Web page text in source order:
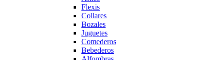
Flexis
Collares
Bozales
Juguetes
Comederos
Bebederos